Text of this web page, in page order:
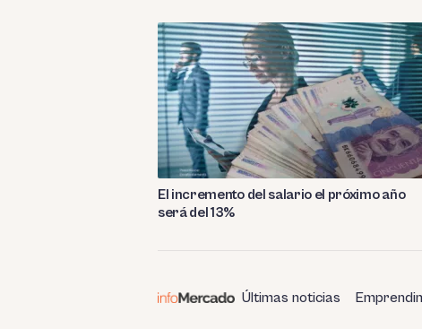
El incremento del salario el próximo año
será del 13%
Últimas noticias